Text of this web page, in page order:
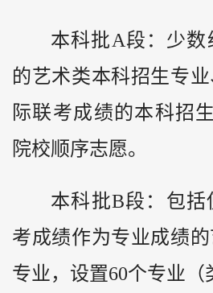
本科批A段：少数
的艺术类本科招生专
际联考成绩的本科招
院校顺序志愿。
本科批B段：包括
考成绩作为专业成绩
专业，设置60个专业（